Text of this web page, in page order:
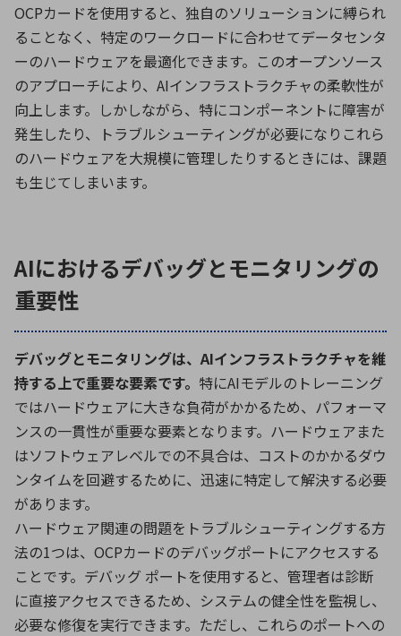
OCPカードを使用すると、独自のソリューションに縛られ
ることなく、特定のワークロードに合わせてデータセンタ
ーのハードウェアを最適化できます。このオープンソース
のアプローチにより、AIインフラストラクチャの柔軟性が
向上します。しかしながら、特にコンポーネントに障害が
発生したり、トラブルシューティングが必要になりこれら
のハードウェアを大規模に管理したりするときには、課題
も生じてしまいます。
AIにおけるデバッグとモニタリングの
重要性
デバッグとモニタリングは、AIインフラストラクチャを維
持する上で重要な要素です。 特にAIモデルのトレーニング
ではハードウェアに大きな負荷がかかるため、パフォーマ
ンスの一貫性が重要な要素となります。ハードウェアまた
はソフトウェアレベルでの不具合は、コストのかかるダウ
ンタイムを回避するために、迅速に特定して解決する必要
があります。
ハードウェア関連の問題をトラブルシューティングする方
法の1つは、OCPカードのデバッグポートにアクセスする
ことです。デバッグ ポートを使用すると、管理者は診断
に直接アクセスできるため、システムの健全性を監視し、
必要な修復を実行できます。ただし、これらのポートへの